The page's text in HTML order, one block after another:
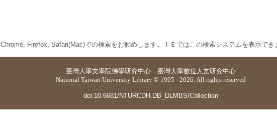
Chrome, Firefox, Safari(Mac)での検索をお勧めします。ＩＥではこの検索システムを表示でき
臺灣大學文學院佛學研究中心 ． 臺灣大學數位人文研究中心
National Taiwan University Library © 1995 - 2026. All rights reserved
doi:10.6681/NTURCDH.DB_DLMBS/Collection